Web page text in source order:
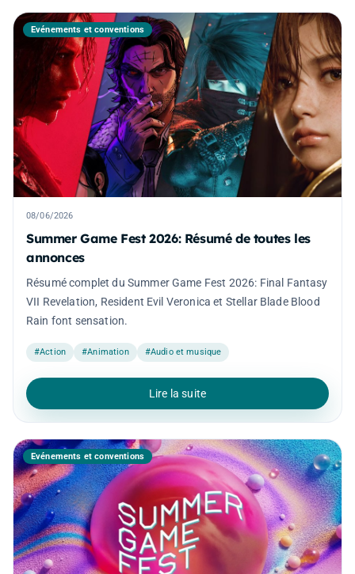
Événements et conventions
08/06/2026
Summer Game Fest 2026: Résumé de toutes les
annonces
Résumé complet du Summer Game Fest 2026: Final Fantasy
VII Revelation, Resident Evil Veronica et Stellar Blade Blood
Rain font sensation.
#Action #Animation #Audio et musique
Lire la suite
Événements et conventions